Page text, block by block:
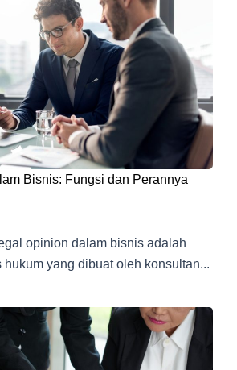
Bisnis: Fungsi dan Perannya
opinion dalam bisnis adalah
yang dibuat oleh konsultan...